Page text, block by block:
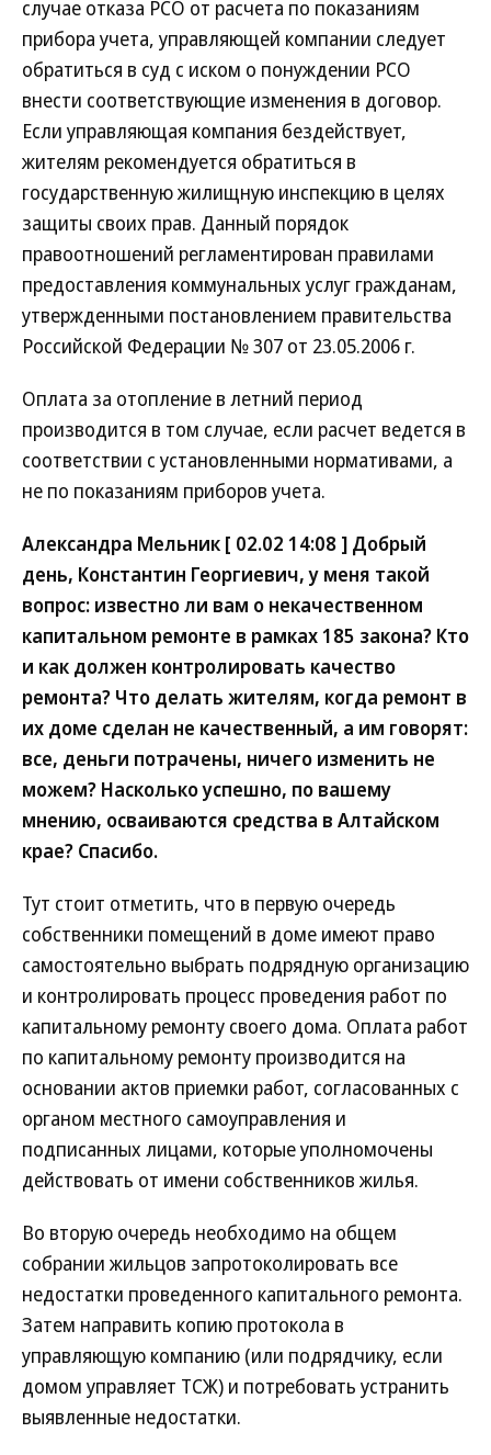
случае отказа РСО от расчета по показаниям
прибора учета, управляющей компании следует
обратиться в суд с иском о понуждении РСО
внести соответствующие изменения в договор.
Если управляющая компания бездействует,
жителям рекомендуется обратиться в
государственную жилищную инспекцию в целях
защиты своих прав. Данный порядок
правоотношений регламентирован правилами
предоставления коммунальных услуг гражданам,
утвержденными постановлением правительства
Российской Федерации № 307 от 23.05.2006 г.
Оплата за отопление в летний период
производится в том случае, если расчет ведется в
соответствии с установленными нормативами, а
не по показаниям приборов учета.
Александра Мельник [ 02.02 14:08 ] Добрый
день, Константин Георгиевич, у меня такой
вопрос: известно ли вам о некачественном
капитальном ремонте в рамках 185 закона? Кто
и как должен контролировать качество
ремонта? Что делать жителям, когда ремонт в
их доме сделан не качественный, а им говорят:
все, деньги потрачены, ничего изменить не
можем? Насколько успешно, по вашему
мнению, осваиваются средства в Алтайском
крае? Спасибо.
Тут стоит отметить, что в первую очередь
собственники помещений в доме имеют право
самостоятельно выбрать подрядную организацию
и контролировать процесс проведения работ по
капитальному ремонту своего дома. Оплата работ
по капитальному ремонту производится на
основании актов приемки работ, согласованных с
органом местного самоуправления и
подписанных лицами, которые уполномочены
действовать от имени собственников жилья.
Во вторую очередь необходимо на общем
собрании жильцов запротоколировать все
недостатки проведенного капитального ремонта.
Затем направить копию протокола в
управляющую компанию (или подрядчику, если
домом управляет ТСЖ) и потребовать устранить
выявленные недостатки.